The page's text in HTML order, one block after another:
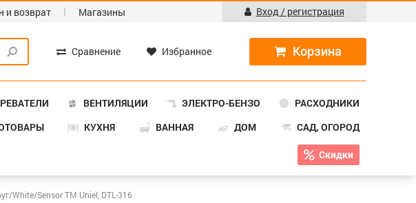
и возврат Магазины Вход / регистрация
Сравнение Избранное
ВЕНТИЛЯЦИИ ЭЛЕКТРО-БЕНЗО
РАСХОДНИКИ
КУХНЯ ВАННАЯ ДОМ САД, ОГОРОД
Скидки
White/Sensor ТМ Uniel, DTL-316